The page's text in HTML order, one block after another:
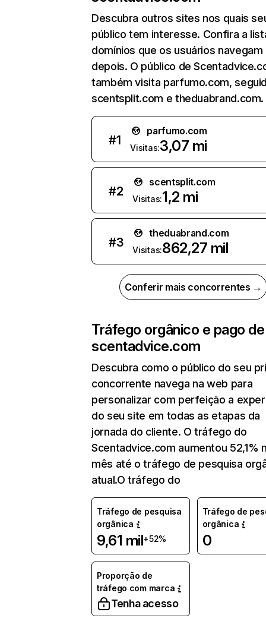
Descubra outros sites nos quais
público tem interesse. Confira a
domínios que os usuários navegam
depois. O público de
também visita parfumo.com,
scentsplit.com e theduabrand.com.
#1
parfumo.com
Visitas:3,07 mi
#2
scentsplit.com
Visitas:1,2 mi
#3
theduabrand.com
Visitas:862,27 mil
Conferir mais concorrentes →
Tráfego orgânico e pago de
scentadvice.com
Descubra como o público do seu
concorrente navega na web para
personalizar com perfeição a
do seu site em todas as etapas da
jornada do cliente. O tráfego do
Scentadvice.com aumentou 52,1%
mês até o tráfego de pesquisa
atual.O tráfego do
Tráfego de pesquisa
orgânica
9,61 mil+52%
Tráfego de
orgânica
0
Proporção de
tráfego com marca
Tenha acesso